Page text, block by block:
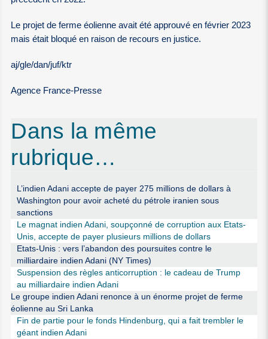
Le projet de ferme éolienne avait été approuvé en février 2023
mais était bloqué en raison de recours en justice.
aj/gle/dan/juf/ktr
Agence France-Presse
Dans la même
rubrique…
L’indien Adani accepte de payer 275 millions de dollars à
Washington pour avoir acheté du pétrole iranien sous
sanctions
Le magnat indien Adani, soupçonné de corruption aux Etats-
Unis, accepte de payer plusieurs millions de dollars
Etats-Unis : vers l’abandon des poursuites contre le
milliardaire indien Adani (NY Times)
Suspension des règles anticorruption : le cadeau de Trump
au milliardaire indien Adani
Le groupe indien Adani renonce à un énorme projet de ferme
éolienne au Sri Lanka
Fin de partie pour le fonds Hindenburg, qui a fait trembler le
géant indien Adani